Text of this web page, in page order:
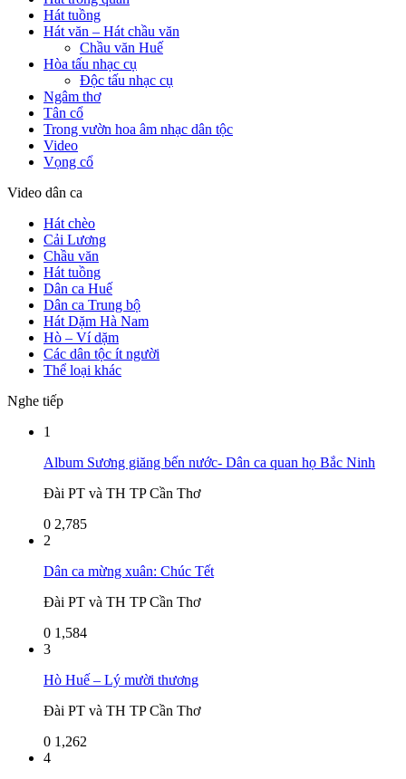
Hát tuồng
Hát văn – Hát chầu văn
Chầu văn Huế
Hòa tấu nhạc cụ
Độc tấu nhạc cụ
Ngâm thơ
Tân cổ
Trong vườn hoa âm nhạc dân tộc
Video
Vọng cổ
Video dân ca
Hát chèo
Cải Lương
Chầu văn
Hát tuồng
Dân ca Huế
Dân ca Trung bộ
Hát Dặm Hà Nam
Hò – Ví dặm
Các dân tộc ít người
Thể loại khác
Nghe tiếp
1
Album Sương giăng bến nước- Dân ca quan họ Bắc Ninh
Đài PT và TH TP Cần Thơ
0 2,785
2
Dân ca mừng xuân: Chúc Tết
Đài PT và TH TP Cần Thơ
0 1,584
3
Hò Huế – Lý mười thương
Đài PT và TH TP Cần Thơ
0 1,262
4